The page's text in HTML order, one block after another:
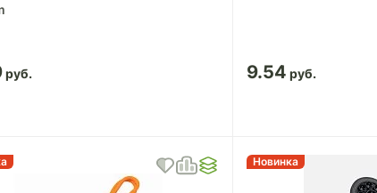
9.54
Новинка